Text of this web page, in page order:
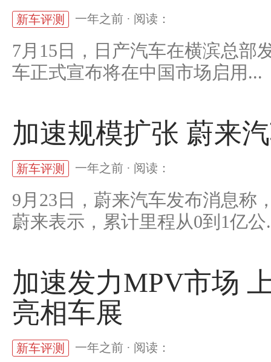
新车评测 一年之前 · 阅读：
7月15日，日产汽车在横滨总部
车正式宣布将在中国市场启用...
加速规模扩张 蔚来
新车评测 一年之前 · 阅读：
9月23日，蔚来汽车发布消息称
蔚来表示，累计里程从0到1亿公
加速发力MPV市场
亮相车展
新车评测 一年之前 · 阅读：